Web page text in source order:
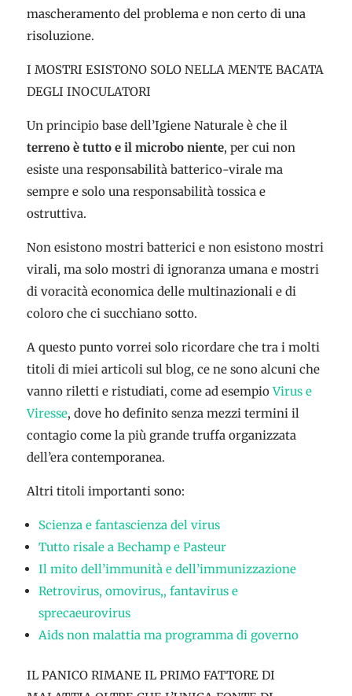
mascheramento del problema e non certo di una
risoluzione.
I MOSTRI ESISTONO SOLO NELLA MENTE BACATA
DEGLI INOCULATORI
Un principio base dell’Igiene Naturale è che il
terreno è tutto e il microbo niente, per cui non
esiste una responsabilità batterico-virale ma
sempre e solo una responsabilità tossica e
ostruttiva.
Non esistono mostri batterici e non esistono mostri
virali, ma solo mostri di ignoranza umana e mostri
di voracità economica delle multinazionali e di
coloro che ci succhiano sotto.
A questo punto vorrei solo ricordare che tra i molti
titoli di miei articoli sul blog, ce ne sono alcuni che
vanno riletti e ristudiati, come ad esempioVirus e
Viresse, dove ho definito senza mezzi termini il
contagio come la più grande truffa organizzata
dell’era contemporanea.
Altri titoli importanti sono:
Scienza e fantascienza del virus
Tutto risale a Bechamp e Pasteur
Il mito dell’immunità e dell’immunizzazione
Retrovirus, omovirus,, fantavirus e
sprecaeurovirus
Aids non malattia ma programma di governo
IL PANICO RIMANE IL PRIMO FATTORE DI